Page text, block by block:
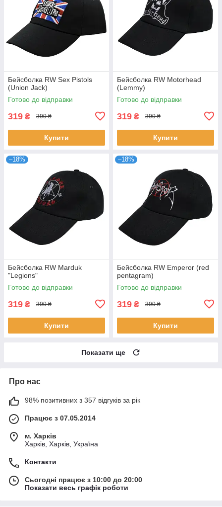
Бейсболка RW Sex Pistols
(Union Jack)
Готово до відправки
319 ₴ 390 ₴
Купити
Бейсболка RW Motorhead
(Lemmy)
Готово до відправки
319 ₴ 390 ₴
Купити
–18%
Бейсболка RW Marduk
"Legions"
Готово до відправки
319 ₴ 390 ₴
Купити
–18%
Бейсболка RW Emperor (red
pentagram)
Готово до відправки
319 ₴ 390 ₴
Купити
Показати ще
Про нас
98% позитивних з 357 відгуків за рік
Працює з 07.05.2014
м. Харків
Харків, Харків, Україна
Контакти
Сьогодні працює з 10:00 до 20:00
Показати весь графік роботи